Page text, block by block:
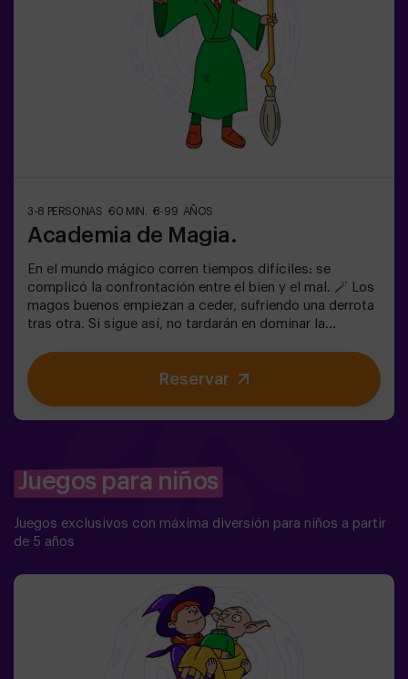
Ideal para grupos grandes | planes con amigos |
despedida de soltera | team building❗ Niños menores de
15 años, deberán ir acompañados de un adulto. Existe la
opción de contratar a un monitor para acompañarlos en
la aventura, consúltanos las condiciones.
3-8 PERSONAS 60 MIN. 8-99 AÑOS
Academia de Magia.
En el mundo mágico corren tiempos difíciles: se
complicó la confrontación entre el bien y el mal. 🪄 Los
magos buenos empiezan a ceder, sufriendo una derrota
tras otra. Si sigue así, no tardarán en dominar la
equilibrio es utilizar el poder de la piedra filosofal.
Primero hay que crearla pero... ¡nadie ha conseguido
hacerlo en toda la historia de la magia! Os espera la
acompañados por al menos de un adulto. Existe la
opción de que un monitor les acompañe en la aventura,
la sala ⚠️ 🧩 Nivel de dificultad: bajo.
Reservar
Juegos para niños
Juegos exclusivos con máxima diversión para niños a partir
de 5 años